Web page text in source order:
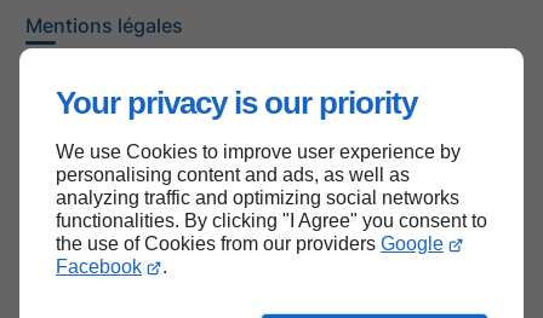
Your privacy is our priority
We use Cookies to improve user experience by
personalising content and ads, as well as
analyzing traffic and optimizing social networks
functionalities. By clicking "I Agree" you consent to
the use of Cookies from our providers Google
Facebook
.
Mentions légales
Haut de page